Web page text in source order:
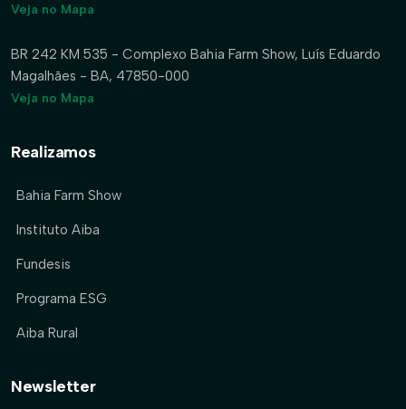
Veja no Mapa
BR 242 KM 535 - Complexo Bahia Farm Show, Luís Eduardo
Magalhães - BA, 47850-000
Veja no Mapa
Realizamos
Bahia Farm Show
Instituto Aiba
Fundesis
Programa ESG
Aiba Rural
Newsletter